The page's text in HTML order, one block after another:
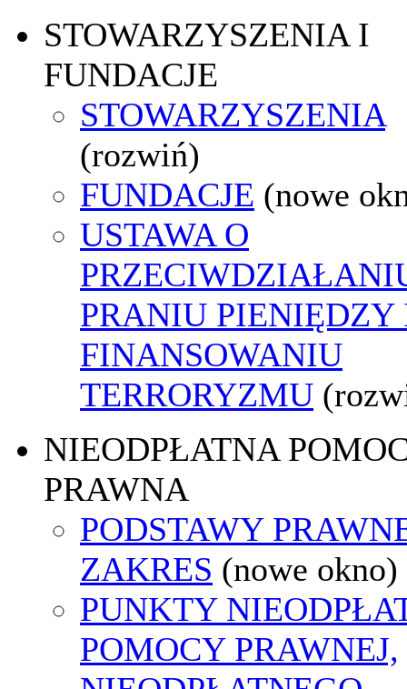
STOWARZYSZENIA I
FUNDACJE
STOWARZYSZENIA
(rozwiń)
FUNDACJE (nowe
USTAWA O
PRANIU PIENIĘDZY
FINANSOWANIU
TERRORYZMU
NIEODPŁATNA
PRAWNA
PODSTAWY
ZAKRES (nowe okno)
PUNKTY
POMOCY PRAWNEJ,